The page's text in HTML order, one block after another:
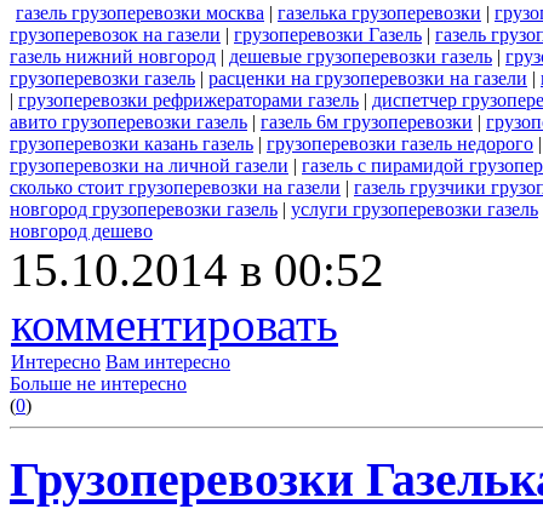
газель грузоперевозки москва | газелька грузоперевозки |
грузоперевозок на газели | грузоперевозки Газель | газель
газель нижний новгород | дешевые грузоперевозки газель |
грузоперевозки газель | расценки на грузоперевозки на газели |
| грузоперевозки рефрижераторами газель | диспетчер
авито грузоперевозки газель | газель 6м грузоперевозки |
грузоперевозки казань газель | грузоперевозки газель недорого
грузоперевозки на личной газели | газель с пирамидой
сколько стоит грузоперевозки на газели | газель грузчики
новгород грузоперевозки газель | услуги грузоперевозки газель
новгород дешево
15.10.2014 в 00:52
комментировать
Интересно Вам интересно
Больше не интересно
(0)
Грузоперевозки